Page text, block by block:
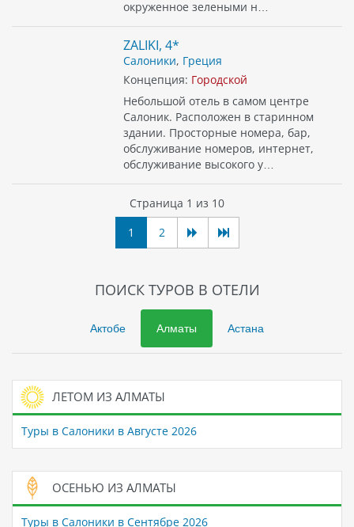
окруженное зелеными н…
ZALIKI, 4*
Салоники, Греция
Концепция: Городской
Небольшой отель в самом центре
Салоник. Расположен в старинном
здании. Просторные номера, бар,
обслуживание номеров, интернет,
обслуживание высокого у…
Страница 1 из 10
1
2
ПОИСК ТУРОВ В ОТЕЛИ
Актобе Алматы Астана
ЛЕТОМ ИЗ АЛМАТЫ
Туры в Салоники в Августе 2026
ОСЕНЬЮ ИЗ АЛМАТЫ
Туры в Салоники в Сентябре 2026